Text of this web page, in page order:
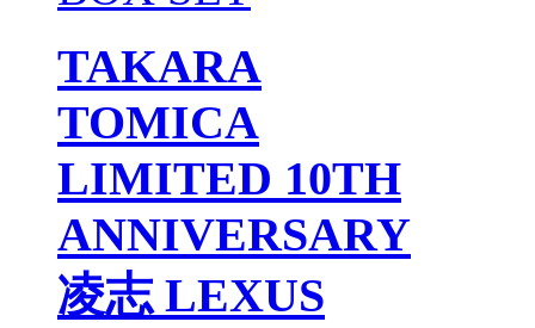
TAKARA
TOMICA
LIMITED 10TH
ANNIVERSARY
凌志 LEXUS